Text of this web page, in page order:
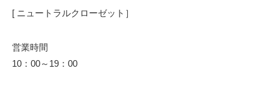
[ ニュートラルクローゼット］
営業時間
10：00～19：00